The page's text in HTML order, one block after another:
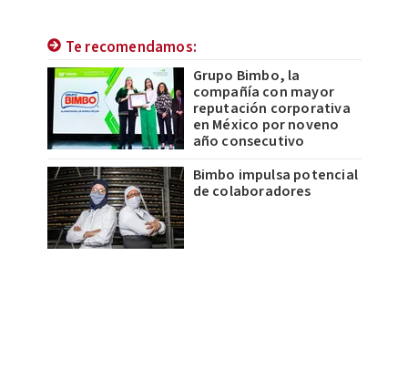
Te recomendamos:
Grupo Bimbo, la
compañía con mayor
reputación corporativa
en México por noveno
año consecutivo
Bimbo impulsa potencial
de colaboradores